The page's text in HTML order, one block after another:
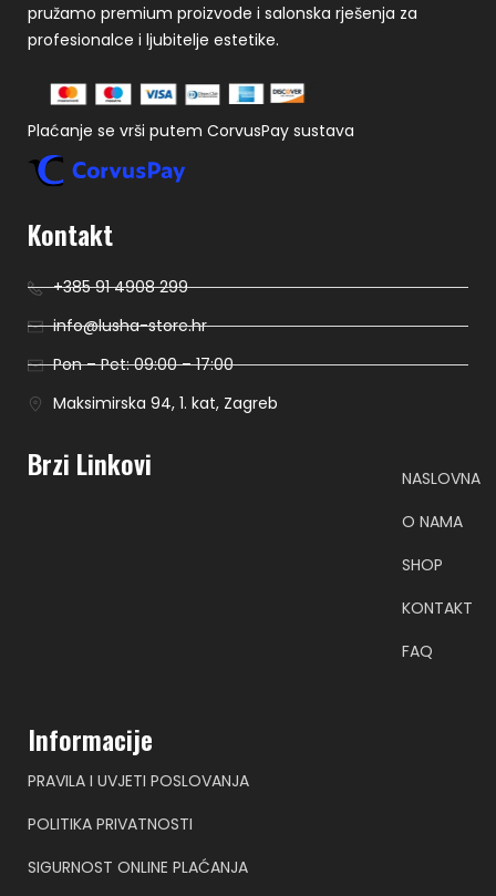
pružamo premium proizvode i salonska rješenja za
profesionalce i ljubitelje estetike.
Plaćanje se vrši putem CorvusPay sustava
Kontakt
+385 91 4908 299
info@lusha-store.hr
Pon – Pet: 09:00 – 17:00
Maksimirska 94, 1. kat, Zagreb
Brzi Linkovi
NASLOVNA
O NAMA
SHOP
KONTAKT
FAQ
Informacije
PRAVILA I UVJETI POSLOVANJA
POLITIKA PRIVATNOSTI
SIGURNOST ONLINE PLAĆANJA